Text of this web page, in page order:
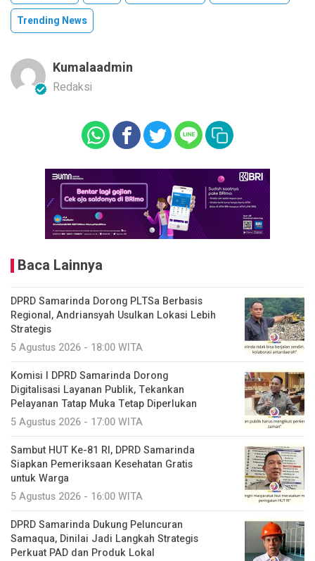
Trending News
Kumalaadmin
Redaksi
Baca Lainnya
DPRD Samarinda Dorong PLTSa Berbasis
Regional, Andriansyah Usulkan Lokasi Lebih
Strategis
5 Agustus 2026 - 18:00 WITA
Komisi I DPRD Samarinda Dorong
Digitalisasi Layanan Publik, Tekankan
Pelayanan Tatap Muka Tetap Diperlukan
5 Agustus 2026 - 17:00 WITA
Sambut HUT Ke-81 RI, DPRD Samarinda
Siapkan Pemeriksaan Kesehatan Gratis
untuk Warga
5 Agustus 2026 - 16:00 WITA
DPRD Samarinda Dukung Peluncuran
Samaqua, Dinilai Jadi Langkah Strategis
Perkuat PAD dan Produk Lokal